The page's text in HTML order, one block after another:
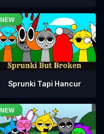
Sprunki Tapi Hancur